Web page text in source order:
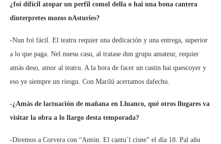
¿foi difícil atopar un perfil comol della o hai una bona cantera
dinterpretes mozos nAsturies?
-Nun foi fácil. El teatru requier una dedicación y una entrega, superior
a lo que paga. Nel nuesu casu, al tratase dun grupu amateur, requier
amás deso, amor al teatru. A la hora de facer un castin hai quescoyer y
eso ye siempre un riesgu. Con Marilú acertamos dafechu.
-¿Amás de lactuación de mañana en Lluanco, qué otros llugares va
visitar la obra a lo llargo desta temporada?
-Diremos a Corvera con “Antón. El cantu´l cisne” el día 18. Pal añu